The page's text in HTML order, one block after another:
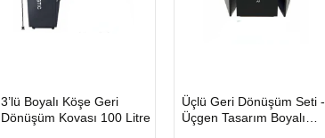
GÖNDERİ
3’lü Boyalı Köşe Geri
Dönüşüm Kovası 100 Litre
GÖNDERİ
Üçlü Geri Dönüşüm Seti -
Üçgen Tasarım Boyalı